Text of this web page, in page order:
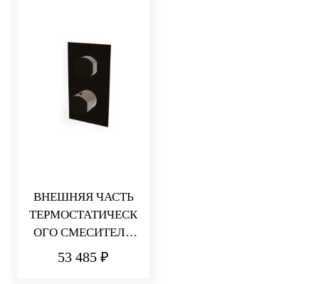
ВНЕШНЯЯ ЧАСТЬ
ТЕРМОСТАТИЧЕСК
ОГО СМЕСИТЕЛЯ
ДЛЯ ДУША НА 1
53 485 ₽